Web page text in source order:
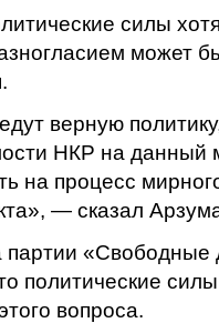
силы
может
верную
НКР на данный
на процесс
— сказал
партии «Свободные
политические
вопроса.